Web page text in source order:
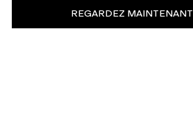
REGARDEZ MAINTENANT